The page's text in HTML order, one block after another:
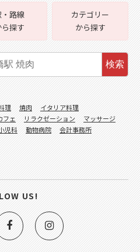
路線
ら探す
カテゴリー
から探す
検索
理 焼肉
イタリア料理
フェ リラクゼーション
マッサージ
児科 動物病院
会計事務所
US!